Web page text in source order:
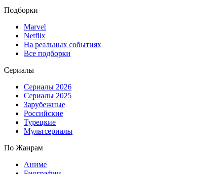
Подборки
Marvel
Netflix
На реальных событиях
Все подборки
Сериалы
Сериалы 2026
Сериалы 2025
Зарубежные
Российские
Турецкие
Мультсериалы
По Жанрам
Аниме